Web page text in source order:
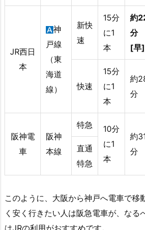
JR西日
本
神
戸線
（東
海道
線）
新快
速
15分
に1
本
約
分
[早]
快速
15分
に1
本
約
分
阪神電
車
阪神
本線
特急
10分
に1
本
約
分
直通
特急
このように、大阪から神戸へ電車で移
く安く行きたい人は阪急電車が、なる